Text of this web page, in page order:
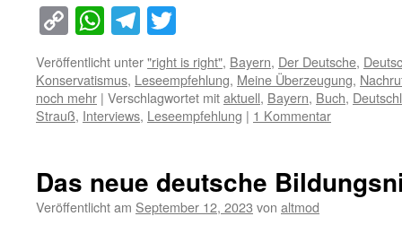
Copy
Link
WhatsApp
Telegram
Veröffentlicht unter"right is right", Bayern, Der Deutsche,
Konservatismus, Leseempfehlung, Meine Überzeugung,
noch mehr | Verschlagwortet mitaktuell, Bayern, Buch,
Strauß, Interviews, Leseempfehlung | 1 Kommentar
Das neue deutsche
Veröffentlicht am September 12, 2023 von altmod